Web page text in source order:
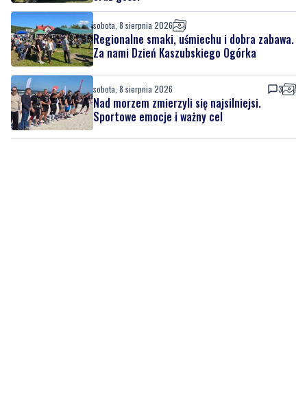
sobota, 8 sierpnia 2026
Regionalne smaki, uśmiechu i dobra zabawa.
Za nami Dzień Kaszubskiego Ogórka
sobota, 8 sierpnia 2026 3
Nad morzem zmierzyli się najsilniejsi.
Sportowe emocje i ważny cel